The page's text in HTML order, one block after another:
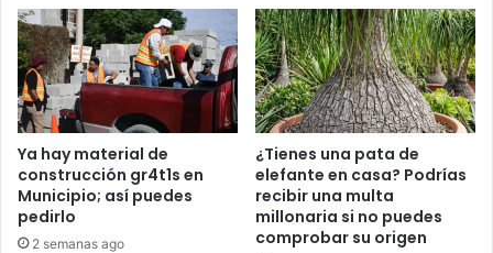
Ya hay material de
construcción gr4t1s en
Municipio; así puedes
pedirlo
2 semanas ago
¿Tienes una pata de
elefante en casa? Podrías
recibir una multa
millonaria si no puedes
comprobar su origen